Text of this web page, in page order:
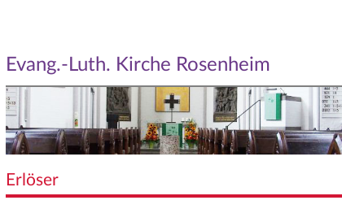
Evang.-Luth. Kirche Rosenheim
Erlöser